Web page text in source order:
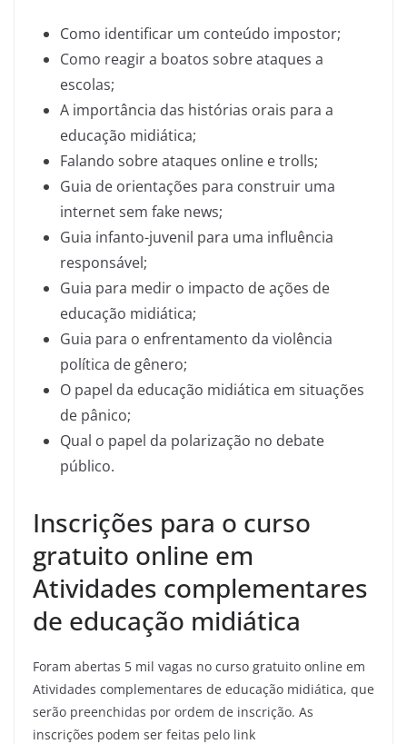
Como identificar um conteúdo impostor;
Como reagir a boatos sobre ataques a
escolas;
A importância das histórias orais para a
educação midiática;
Falando sobre ataques online e trolls;
Guia de orientações para construir uma
internet sem fake news;
Guia infanto-juvenil para uma influência
responsável;
Guia para medir o impacto de ações de
educação midiática;
Guia para o enfrentamento da violência
política de gênero;
O papel da educação midiática em situações
de pânico;
Qual o papel da polarização no debate
público.
Inscrições para o curso
gratuito online em
Atividades complementares
de educação midiática
Foram abertas 5 mil vagas no curso gratuito online em
Atividades complementares de educação midiática, que
serão preenchidas por ordem de inscrição. As
inscrições podem ser feitas pelo link